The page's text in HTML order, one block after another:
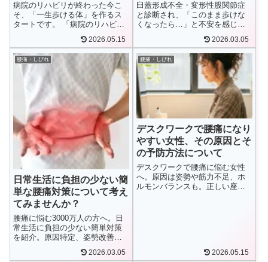
病院のリハビリが終わった今こ
そ、「一生歩ける体」を作るス
タートです。 「病院のリハビリ
が終わったけれど、まだ歩くの
が怖い……」 「先生からは『も
う十分』と言われたが、趣味の
旅行には程遠い」 下関で手術や
入院を経験された方から、こう
した「リハ...
2026.05.15
臼蓋形成不全・変形性股関節症
と診断され、「このまま歩けな
くなったら…」と不安を感じて
いませんか。フィジカルプラス
下関では、股関節そのものだけ
でなく、立ち方・座り方・歩き
方など日常の姿勢と動作に着目
し、可動範囲の確認・体幹機能
のサポート・歩行指導を通し
て、毎日の暮らしを少しずつ整
えていくお手伝いをしていま
す。
2026.03.05
腰痛・しびれ
日常生活に負担の少ない簡
単な腰痛対策について考え
てみませんか？
腰痛に悩む3000万人の方へ。日
常生活に負担の少ない簡単対策
を紹介。原因特定、姿勢改善、
足踏み運動、ストレス管理で腰
痛予防。下関市の専門家がサポ
2026.03.05
腰痛・しびれ
デスクワークで腰痛になり
やすい女性、その原因とそ
の予防方法について
デスクワークで腰痛に悩む女性
へ。原因は姿勢や筋力不足、ホ
ルモンバランスも。正しい座り
2026.05.15